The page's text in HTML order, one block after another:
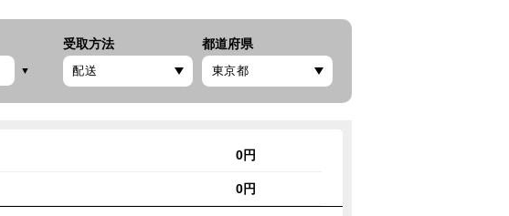
受取方法 都道府県
0円
0円